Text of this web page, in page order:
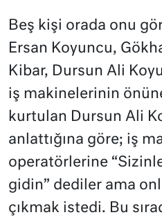
Beş kişi orada onu
Ersan Koyuncu,
Kibar, Dursun Ali
iş makinelerinin
kurtulan Dursun Ali
anlattığına göre; iş
operatörlerine
gidin” dediler ama
çıkmak istedi. Bu